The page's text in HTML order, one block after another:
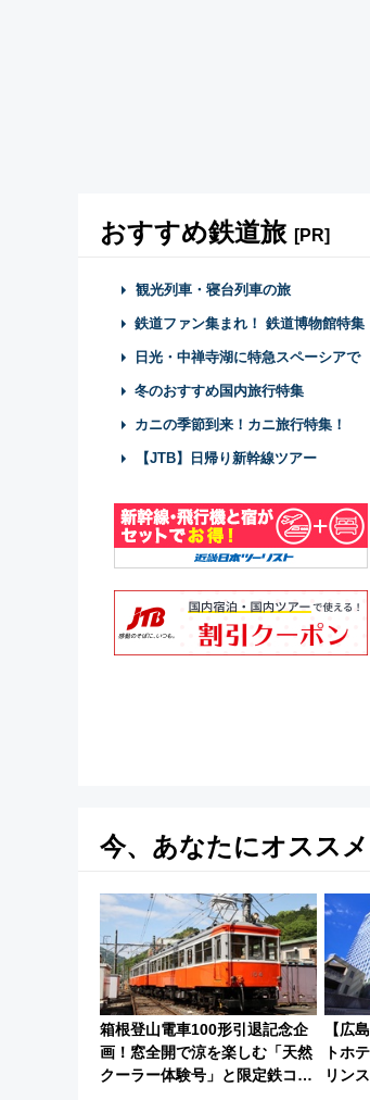
おすすめ鉄道旅 [PR]
観光列車・寝台列車の旅
鉄道ファン集まれ！ 鉄道博物館特集
日光・中禅寺湖に特急スペーシアで
冬のおすすめ国内旅行特集
カニの季節到来！カニ旅行特集！
【JTB】日帰り新幹線ツアー
今、あなたにオススメ
箱根登山電車100形引退記念企
画！窓全開で涼を楽しむ「天然
クーラー体験号」と限定鉄コレ
【広
トホ
リン